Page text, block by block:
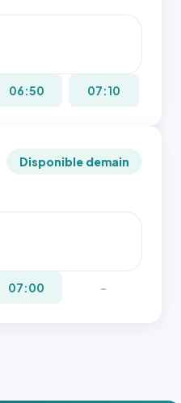
06:50 07:10
Disponible demain
07:00 -